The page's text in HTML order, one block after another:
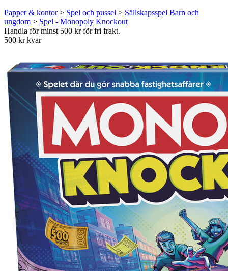
Papper & kontor> Spel och pussel > Sällskapsspel Barn och
ungdom > Spel - Monopoly Knockout
Handla för minst 500 kr för fri frakt.
500 kr kvar